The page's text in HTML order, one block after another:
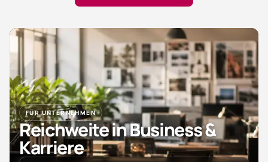
FÜR UNTERNEHMEN
Reichweite in Business &
Karriere